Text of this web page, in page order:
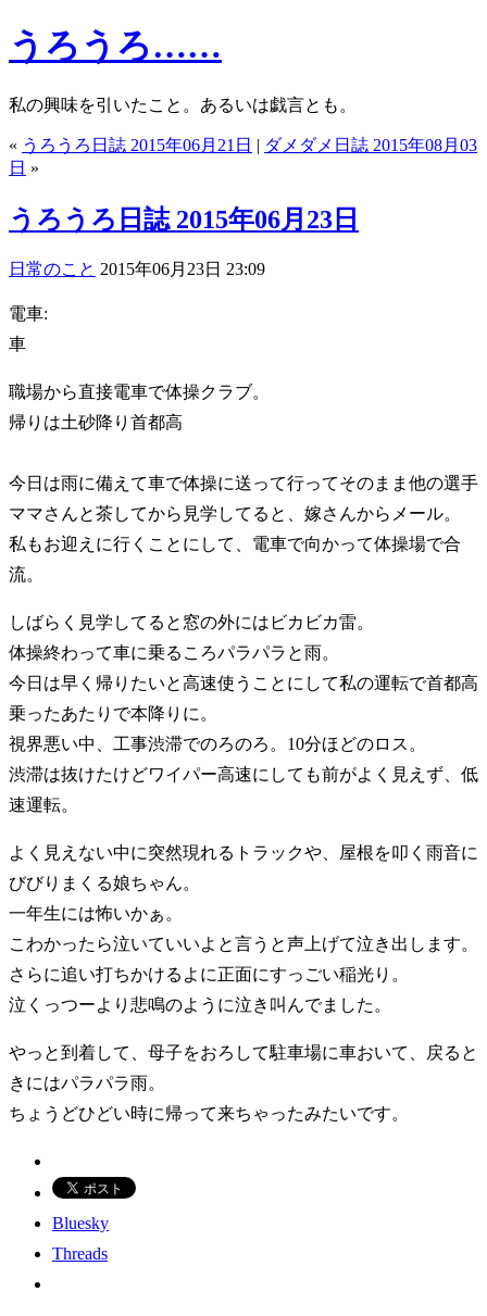
うろうろ……
私の興味を引いたこと。あるいは戯言とも。
« うろうろ日誌 2015年06月21日 | ダメダメ日誌 2015年08月03
日 »
うろうろ日誌 2015年06月23日
日常のこと 2015年06月23日 23:09
電車:
車
職場から直接電車で体操クラブ。
帰りは土砂降り首都高
今日は雨に備えて車で体操に送って行ってそのまま他の選手
ママさんと茶してから見学してると、嫁さんからメール。
私もお迎えに行くことにして、電車で向かって体操場で合
流。
しばらく見学してると窓の外にはビカビカ雷。
体操終わって車に乗るころパラパラと雨。
今日は早く帰りたいと高速使うことにして私の運転で首都高
乗ったあたりで本降りに。
視界悪い中、工事渋滞でのろのろ。10分ほどのロス。
渋滞は抜けたけどワイパー高速にしても前がよく見えず、低
速運転。
よく見えない中に突然現れるトラックや、屋根を叩く雨音に
びびりまくる娘ちゃん。
一年生には怖いかぁ。
こわかったら泣いていいよと言うと声上げて泣き出します。
さらに追い打ちかけるよに正面にすっごい稲光り。
泣くっつーより悲鳴のように泣き叫んでました。
やっと到着して、母子をおろして駐車場に車おいて、戻ると
きにはパラパラ雨。
ちょうどひどい時に帰って来ちゃったみたいです。
Bluesky
Threads